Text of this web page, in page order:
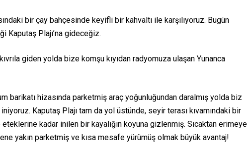
bir çay bahçesinde keyifli bir kahvaltı ile karşılıyoruz. Bugün
Kaputaş Plajı’na gideceğiz.
kıvrıla giden yolda bize komşu kıyıdan radyomuza ulaşan Yunanca
barikatı hizasında parketmiş araç yoğunluğundan daralmış yolda biz
Kaputaş Plajı tam da yol üstünde, seyir terası kıvamındaki bir
kadar inilen bir kayalığın koyuna gizlenmiş. Sıcaktan erimeye
yakın parketmiş ve kısa mesafe yürümüş olmak büyük avantaj!